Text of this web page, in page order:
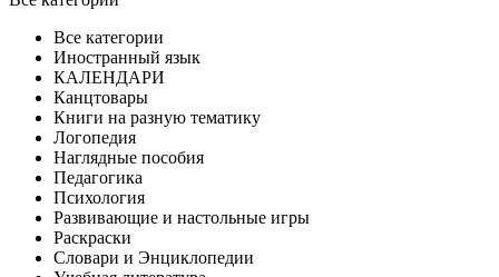
Все категории
Иностранный язык
КАЛЕНДАРИ
Канцтовары
Книги на разную тематику
Логопедия
Наглядные пособия
Педагогика
Психология
Развивающие и настольные игры
Раскраски
Словари и Энциклопедии